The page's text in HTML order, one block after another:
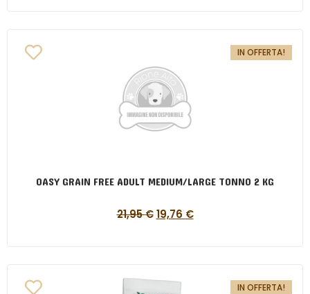
IN OFFERTA!
OASY GRAIN FREE ADULT MEDIUM/LARGE TONNO 2 KG
21,95€ 19,76 €
IN OFFERTA!